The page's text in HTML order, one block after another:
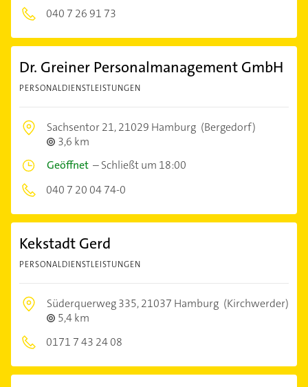
040 7 26 91 73
Dr. Greiner Personalmanagement GmbH
PERSONALDIENSTLEISTUNGEN
Sachsentor 21,21029 Hamburg (Bergedorf)
3,6 km
Geöffnet –Schließt um 18:00
040 7 20 04 74-0
Kekstadt Gerd
PERSONALDIENSTLEISTUNGEN
Süderquerweg 335,21037 Hamburg (Kirchwerder)
5,4 km
0171 7 43 24 08